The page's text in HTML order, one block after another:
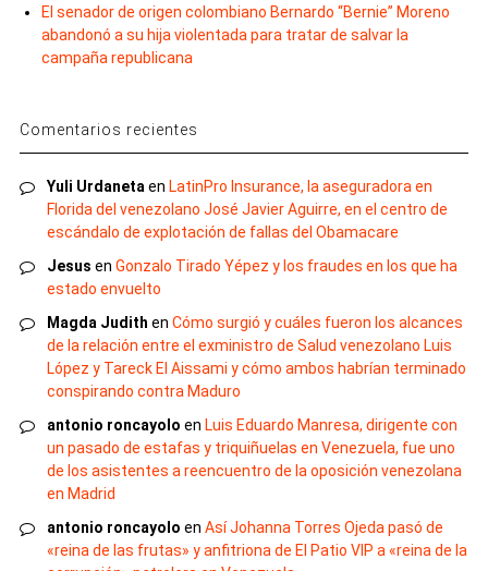
El senador de origen colombiano Bernardo “Bernie” Moreno
abandonó a su hija violentada para tratar de salvar la
campaña republicana
Comentarios recientes
Yuli Urdanetaen LatinPro Insurance, la aseguradora en
Florida del venezolano José Javier Aguirre, en el centro de
escándalo de explotación de fallas del Obamacare
Jesus en Gonzalo Tirado Yépez y los fraudes en los que ha
estado envuelto
Magda Judith en Cómo surgió y cuáles fueron los alcances
de la relación entre el exministro de Salud venezolano Luis
López y Tareck El Aissami y cómo ambos habrían terminado
conspirando contra Maduro
antonio roncayolo en Luis Eduardo Manresa, dirigente con
un pasado de estafas y triquiñuelas en Venezuela, fue uno
de los asistentes a reencuentro de la oposición venezolana
en Madrid
antonio roncayolo en Así Johanna Torres Ojeda pasó de
«reina de las frutas» y anfitriona de El Patio VIP a «reina de la